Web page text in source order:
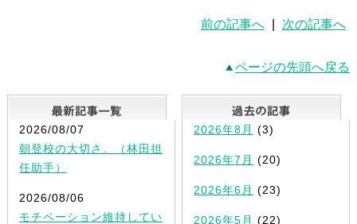
前の記事へ 次の記事へ
ページの先頭へ戻る
最新記事一覧
2026/08/07
朝登校の大切さ。（林田担
任助手）
2026/08/06
モチベーション維持してい
2026年8月 (3)
2026年7月 (20)
2026年6月 (23)
2026年5月 (22)